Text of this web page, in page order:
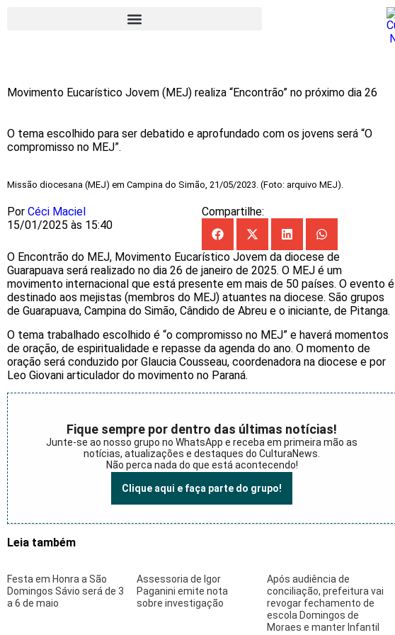
Movimento Eucarístico Jovem (MEJ) realiza “Encontrão” no próximo dia 26
O tema escolhido para ser debatido e aprofundado com os jovens será “O
compromisso no MEJ”.
Missão diocesana (MEJ) em Campina do Simão, 21/05/2023. (Foto: arquivo MEJ).
Por Céci Maciel
15/01/2025 às 15:40
Compartilhe:
O Encontrão do MEJ, Movimento Eucarístico Jovem da diocese de
Guarapuava será realizado no dia 26 de janeiro de 2025. O MEJ é um
movimento internacional que está presente em mais de 50 países. O evento é
destinado aos mejistas (membros do MEJ) atuantes na diocese. São grupos
de Guarapuava, Campina do Simão, Cândido de Abreu e o iniciante, de Pitanga.
O tema trabalhado escolhido é “o compromisso no MEJ” e haverá momentos
de oração, de espiritualidade e repasse da agenda do ano. O momento de
oração será conduzido por Glaucia Cousseau, coordenadora na diocese e por
Leo Giovani articulador do movimento no Paraná.
Fique sempre por dentro das últimas notícias!
Junte-se ao nosso grupo no WhatsApp e receba em primeira mão as
notícias, atualizações e destaques do CulturaNews.
Não perca nada do que está acontecendo!
Clique aqui e faça parte do grupo!
Leia também
Festa em Honra a São
Domingos Sávio será de 3
a 6 de maio
Assessoria de Igor
Paganini emite nota
sobre investigação
Após audiência de
conciliação, prefeitura vai
revogar fechamento de
escola Domingos de
Moraes e manter Infantil